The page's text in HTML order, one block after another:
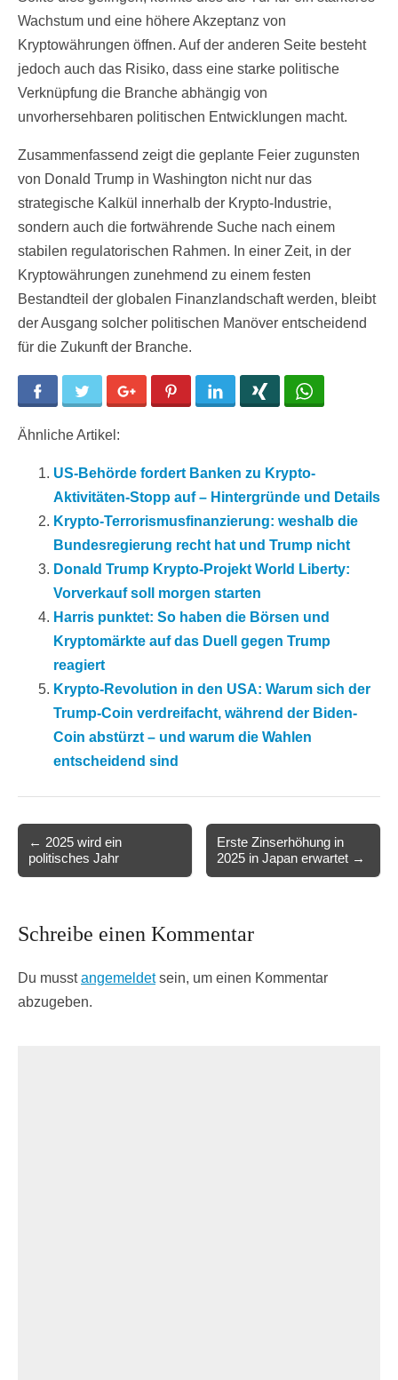
Wachstum und eine höhere Akzeptanz von
Kryptowährungen öffnen. Auf der anderen Seite besteht
jedoch auch das Risiko, dass eine starke politische
Verknüpfung die Branche abhängig von
unvorhersehbaren politischen Entwicklungen macht.
Zusammenfassend zeigt die geplante Feier zugunsten
von Donald Trump in Washington nicht nur das
strategische Kalkül innerhalb der Krypto-Industrie,
sondern auch die fortwährende Suche nach einem
stabilen regulatorischen Rahmen. In einer Zeit, in der
Kryptowährungen zunehmend zu einem festen
Bestandteil der globalen Finanzlandschaft werden, bleibt
der Ausgang solcher politischen Manöver entscheidend
für die Zukunft der Branche.
Facebook Twitter Google+ Pinterest LinkedIn
Ähnliche Artikel:
US-Behörde fordert Banken zu Krypto-
Aktivitäten-Stopp auf – Hintergründe und Details
Krypto-Terrorismusfinanzierung: weshalb die
Bundesregierung recht hat und Trump nicht
Donald Trump Krypto-Projekt World Liberty:
Vorverkauf soll morgen starten
Harris punktet: So haben die Börsen und
Kryptomärkte auf das Duell gegen Trump
reagiert
Krypto-Revolution in den USA: Warum sich der
Trump-Coin verdreifacht, während der Biden-
Coin abstürzt – und warum die Wahlen
entscheidend sind
navigation
← 2025 wird ein
politisches Jahr
Erste Zinserhöhung in
2025 in Japan erwartet →
Schreibe einen Kommentar
Du musstangemeldetsein, um einen Kommentar
abzugeben.